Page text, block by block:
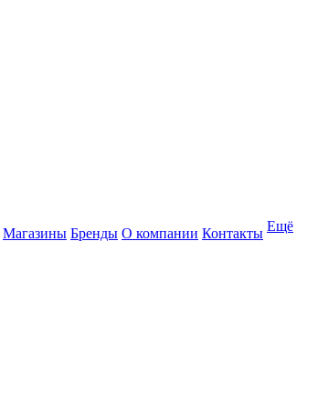
Магазины Бренды О компании Контакты Ещё